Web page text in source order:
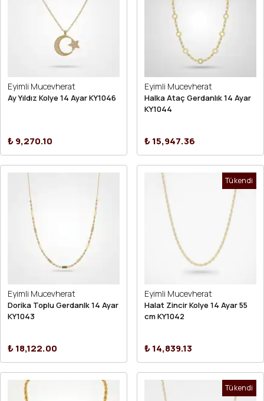
Eyimli Mucevherat
Ay Yıldız Kolye 14 Ayar KY1046
₺ 9,270.10
Eyimli Mucevherat
Halka Ataç Gerdanlık 14 Ayar
KY1044
₺ 15,947.36
Eyimli Mucevherat
Dorika Toplu Gerdanlk 14 Ayar
KY1043
₺ 18,122.00
Tükendi
Eyimli Mucevherat
Halat Zincir Kolye 14 Ayar 55
cm KY1042
₺ 14,839.13
Tükendi